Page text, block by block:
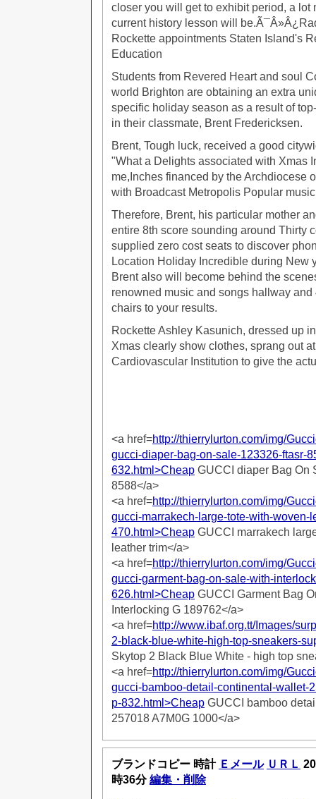
closer you will get to exhibit period, a lot
current history lesson will
Rockette appointments Staten Island's
Education
Students from Revered Heart and soul
world Brighton are obtaining an extra
specific holiday season as a result of
in their classmate, Brent Fredericksen.
Brent, Tough luck, received a good
"What a Delights associated with Xmas
me,Inches financed by the Archdiocese
with Broadcast Metropolis Popular
Therefore, Brent, his particular mother
entire 8th score sounding around Thirty
supplied zero cost seats to discover
Location Holiday Incredible during New
Brent also will become behind the
renowned music and songs hallway and
chairs to your results.
Rockette Ashley Kasunich, dressed up
Xmas clearly show clothes, sprang out
Cardiovascular Institution to give the
<a href=http://thierrylurton.com/img/
gucci-diaper-bag-on-sale-123326-ftasr-
632.html>Cheap GUCCI diaper Bag On
8588</a>
<a href=http://thierrylurton.com/img/
gucci-marrakech-large-tote-with-woven-
470.html>Cheap GUCCI marrakech
leather trim</a>
<a href=http://thierrylurton.com/img/
gucci-garment-bag-on-sale-with-
626.html>Cheap GUCCI Garment Bag
Interlocking G 189762</a>
<a href=http://www.ibaf.org.tt/Images/
2-black-blue-white-high-top-sneakers-
Skytop 2 Black Blue White - high top
<a href=http://thierrylurton.com/img/
gucci-bamboo-detail-continental-wallet-
p-832.html>Cheap GUCCI bamboo
257018 A7M0G 1000</a>
ブランドコピー 時計 Ｅメール ＵＲＬ
時36分編集・削除